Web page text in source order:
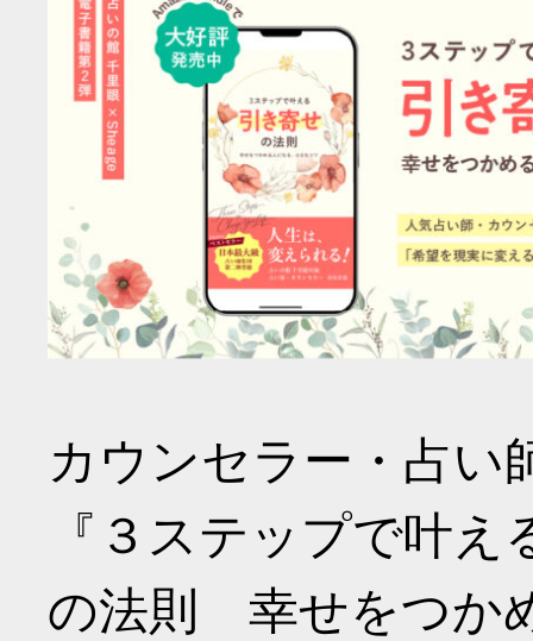
カウンセラー・占い
『３ステップで叶
の法則 幸せをつか